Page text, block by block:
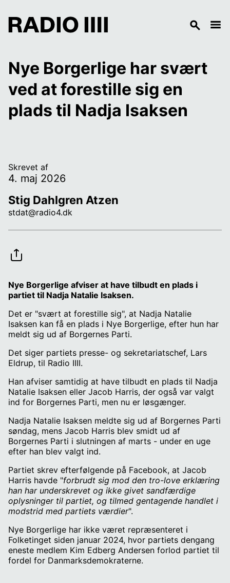
Nye Borgerlige har svært
ved at forestille sig en
plads til Nadja Isaksen
Skrevet af
4. maj 2026
Stig Dahlgren Atzen
stdat@radio4.dk
Nye Borgerlige afviser at have tilbudt en plads i
partiet til Nadja Natalie Isaksen.
Det er "svært at forestille sig", at Nadja Natalie
Isaksen kan få en plads i Nye Borgerlige, efter hun har
meldt sig ud af Borgernes Parti.
Det siger partiets presse- og sekretariatschef, Lars
Eldrup, til Radio IIII.
Han afviser samtidig at have tilbudt en plads til Nadja
Natalie Isaksen eller Jacob Harris, der også var valgt
ind for Borgernes Parti, men nu er løsgænger.
Nadja Natalie Isaksen meldte sig ud af Borgernes Parti
søndag, mens Jacob Harris blev smidt ud af
Borgernes Parti i slutningen af marts - under en uge
efter han blev valgt ind.
Partiet skrev efterfølgende på Facebook, at Jacob
Harris havde "forbrudt sig mod den tro-love erklæring
han har underskrevet og ikke givet sandfærdige
oplysninger til partiet, og tilmed gentagende handlet i
modstrid med partiets værdier".
Nye Borgerlige har ikke været repræsenteret i
Folketinget siden januar 2024, hvor partiets dengang
eneste medlem Kim Edberg Andersen forlod partiet til
fordel for Danmarksdemokraterne.